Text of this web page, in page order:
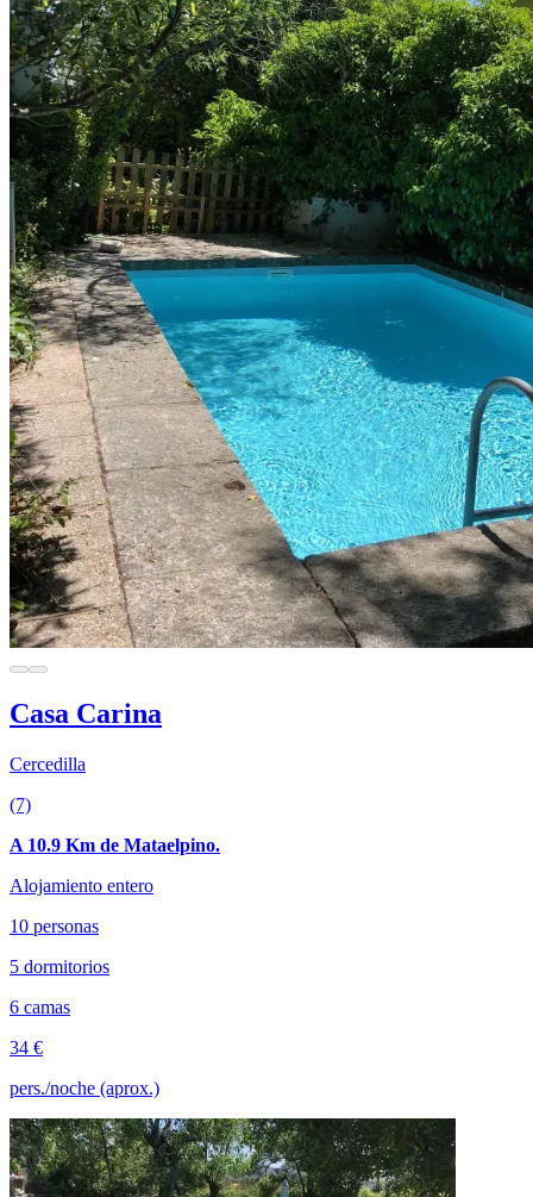
Casa Carina
Cercedilla
(7)
A 10.9 Km de Mataelpino.
Alojamiento entero
10 personas
5 dormitorios
6 camas
34 €
pers./noche (aprox.)